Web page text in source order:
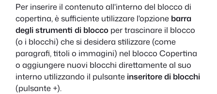
Per inserire il contenuto all'interno del blocco di
copertina, è sufficiente utilizzare l'opzione barra
degli strumenti di blocco per trascinare il blocco
(o i blocchi) che si desidera stilizzare (come
paragrafi, titoli o immagini) nel blocco Copertina
o aggiungere nuovi blocchi direttamente al suo
interno utilizzando il pulsante inseritore di blocchi
(pulsante +).